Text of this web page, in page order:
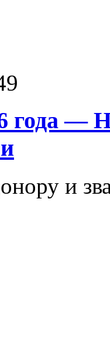
года —
и